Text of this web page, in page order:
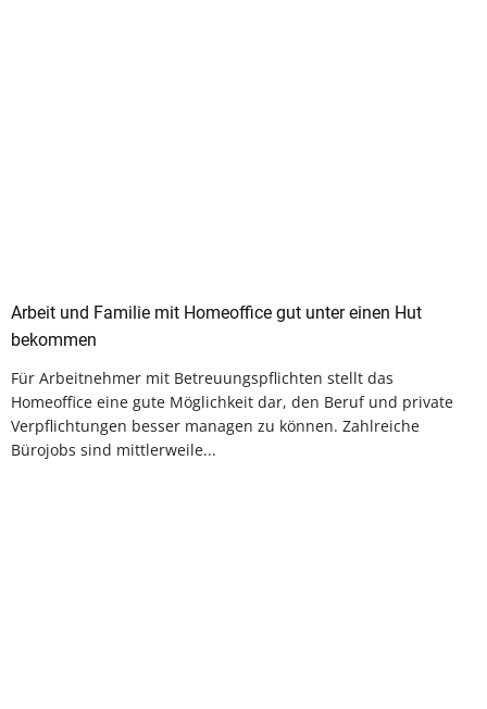
Arbeit und Familie mit Homeoffice gut unter einen Hut
bekommen
Für Arbeitnehmer mit Betreuungspflichten stellt das
Homeoffice eine gute Möglichkeit dar, den Beruf und private
Verpflichtungen besser managen zu können. Zahlreiche
Bürojobs sind mittlerweile...